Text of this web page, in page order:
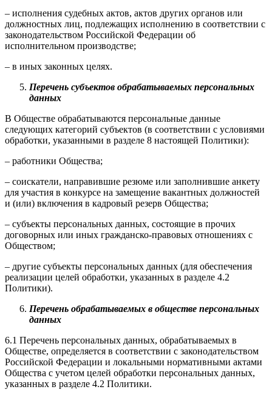
– исполнения судебных актов, актов других органов или
должностных лиц, подлежащих исполнению в соответствии с
законодательством Российской Федерации об
исполнительном производстве;
– в иных законных целях.
Перечень субъектов обрабатываемых персональных
данных
В Обществе обрабатываются персональные данные
следующих категорий субъектов (в соответствии с условиями
обработки, указанными в разделе 8 настоящей Политики):
– работники Общества;
– соискатели, направившие резюме или заполнившие анкету
для участия в конкурсе на замещение вакантных должностей
и (или) включения в кадровый резерв Общества;
– субъекты персональных данных, состоящие в прочих
договорных или иных гражданско-правовых отношениях с
Обществом;
– другие субъекты персональных данных (для обеспечения
реализации целей обработки, указанных в разделе 4.2
Политики).
Перечень обрабатываемых в обществе персональных
данных
6.1 Перечень персональных данных, обрабатываемых в
Обществе, определяется в соответствии с законодательством
Российской Федерации и локальными нормативными актами
Общества с учетом целей обработки персональных данных,
указанных в разделе 4.2 Политики.